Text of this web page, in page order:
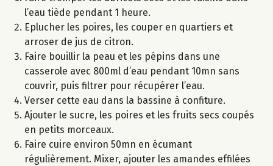
l’eau tiède pendant 1 heure.
Eplucher les poires, les couper en quartiers et
arroser de jus de citron.
Faire bouillir la peau et les pépins dans une
casserole avec 800ml d’eau pendant 10mn sans
couvrir, puis filtrer pour récupérer l’eau.
Verser cette eau dans la bassine à confiture.
Ajouter le sucre, les poires et les fruits secs coupés
en petits morceaux.
Faire cuire environ 50mn en écumant
régulièrement. Mixer, ajouter les amandes effilées